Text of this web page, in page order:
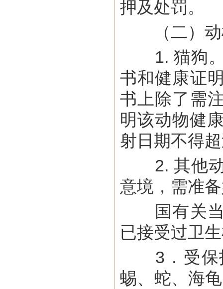
押及处罚。
（二）动
1. 猫狗。
书和健康证
书上除了需
明该动物健
射日期不得
2. 其他动
意境，需准
国有关当
已接受过卫
3．受保护
蜴、蛇、海